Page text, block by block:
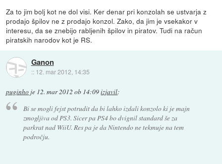
Za to jim bolj kot ne dol visi. Ker denar pri konzolah se ustvarja z
prodajo špilov ne z prodajo konzol. Zako, da jim je vsekakor v
interesu, da se znebijo rabljenih špilov in piratov. Tudi na račun
piratskih narodov kot je RS.
Ganon
:: 12. mar 2012, 14:35
puginho je 12. mar 2012 ob 14:09izjavil:
Bi se mogli fejst potrudit da bi lahko izdali konzolo ki je majn
zmogljiva od PS3. Sicer pa PS4 bo dvignil standard še za
parkrat nad WiiU. Res pa je da Nintendo ne tekmuje na tem
področju.